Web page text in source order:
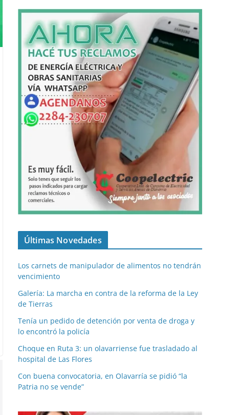
Últimas Novedades
Los carnets de manipulador de alimentos no tendrán
vencimiento
Galería: La marcha en contra de la reforma de la Ley
de Tierras
Tenía un pedido de detención por venta de droga y
lo encontró la policía
Choque en Ruta 3: un olavarriense fue trasladado al
hospital de Las Flores
Con buena convocatoria, en Olavarría se pidió “la
Patria no se vende”